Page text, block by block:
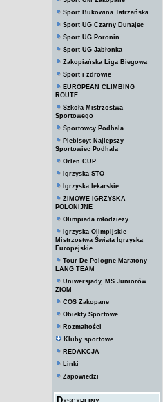
Sport Bukowina Tatrzańska
Sport UG Czarny Dunajec
Sport UG Poronin
Sport UG Jabłonka
Zakopiańska Liga Biegowa
Sport i zdrowie
EUROPEAN CLIMBING
ROUTE
Szkoła Mistrzostwa
Sportowego
Sportowcy Podhala
Plebiscyt Najlepszy
Sportowiec Podhala
Orlen CUP
Igrzyska STO
Igrzyska lekarskie
ZIMOWE IGRZYSKA
POLONIJNE
Olimpiada młodzieży
Igrzyska Olimpijskie
Mistrzostwa Świata Igrzyska
Europejskie
Tour De Pologne Maratony
LANG TEAM
Uniwersjady, MS Juniorów
ZIOM
COS Zakopane
Obiekty Sportowe
Rozmaitości
Kluby sportowe
REDAKCJA
Linki
Zapowiedzi